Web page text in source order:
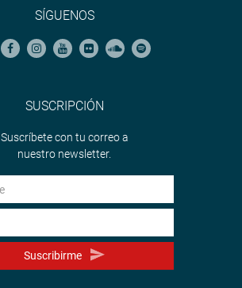
SÍGUENOS
SUSCRIPCIÓN
Suscríbete con tu correo a
nuestro newsletter.
Suscribirme